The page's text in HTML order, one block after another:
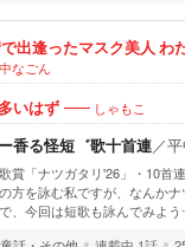
出逢ったマスク美人 わ
なごん
いはず しゃもこ
香る怪短゛歌十首連／
賞「ナツガタリ'26」・10
方を詠む私ですが、なんか
、今回は短歌も詠んでみよ